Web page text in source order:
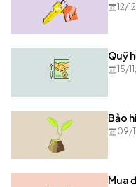
12/
Quỹ
15/
Bảo
09/
Mua